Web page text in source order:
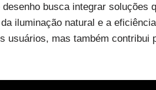
busca integrar soluções
iluminação natural e a
usuários, mas também